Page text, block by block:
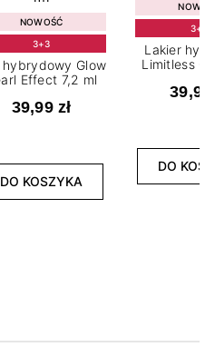
NOWOŚĆ
3+3
hybrydowy Glow
Effect 7,2 ml
39,99 zł
DO KOSZYKA
Lakier
Limitless
DO